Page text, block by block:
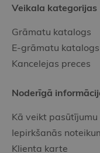
Veikala kategorijas
Grāmatu katalogs
E-grāmatu katalogs
Kancelejas preces
Noderīgā
Kā veikt pasūtījumu
Iepirkšanās
Klienta karte